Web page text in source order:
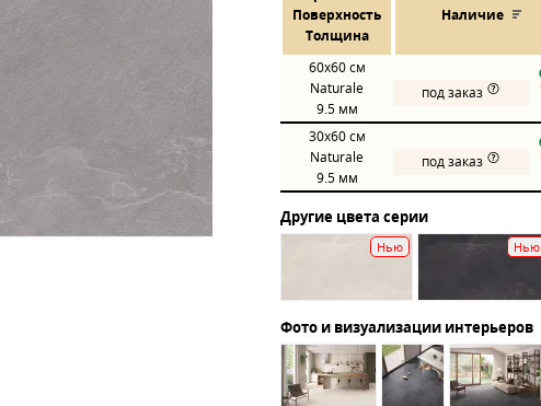
Поверхность
Толщина
Наличие
60x60см
Naturale
9.5 мм
под заказ
30x60см
Naturale
9.5 мм
под заказ
Другие цвета серии
Нью Нью
Фото и визуализации интерьеров